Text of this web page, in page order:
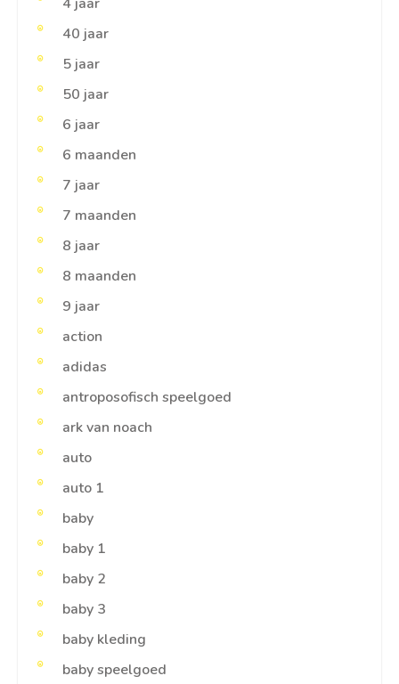
40 jaar
5 jaar
50 jaar
6 jaar
6 maanden
7 jaar
7 maanden
8 jaar
8 maanden
9 jaar
action
adidas
antroposofisch speelgoed
ark van noach
auto
auto 1
baby
baby 1
baby 2
baby 3
baby kleding
baby speelgoed